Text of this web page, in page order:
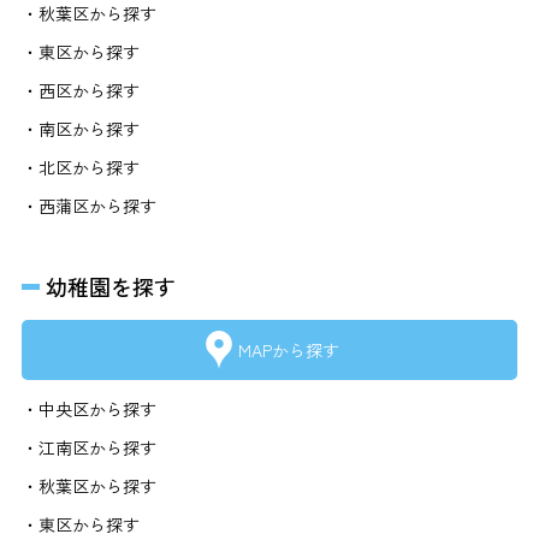
・秋葉区から探す
・東区から探す
・西区から探す
・南区から探す
・北区から探す
・西蒲区から探す
幼稚園を探す
MAPから探す
・中央区から探す
・江南区から探す
・秋葉区から探す
・東区から探す